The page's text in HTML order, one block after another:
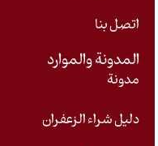
اتصل بنا
المدونة والموارد
مدونة
دليل شراء الزعفران